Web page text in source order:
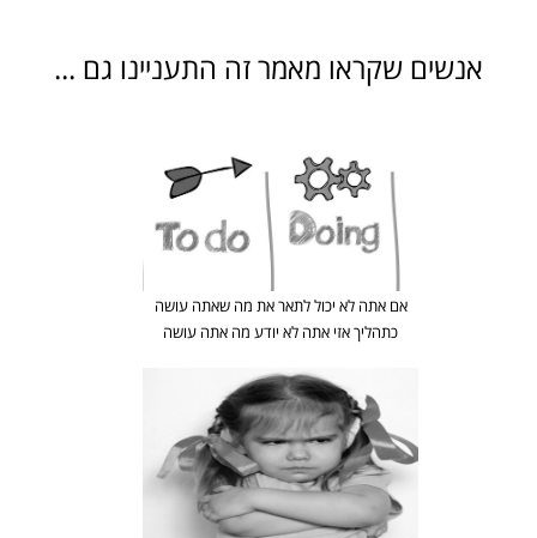
אנשים שקראו מאמר זה התעניינו גם ...
אם אתה לא יכול לתאר את מה שאתה עושה
כתהליך אזי אתה לא יודע מה אתה עושה